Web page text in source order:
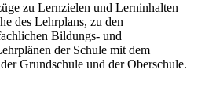
zu Lernzielen und Lerninhalten
des Lehrplans, zu den
Bildungs- und
der Schule mit dem
Grundschule und der Oberschule.